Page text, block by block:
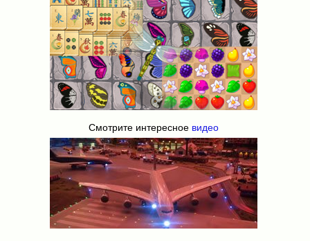
Смотрите интересное видео